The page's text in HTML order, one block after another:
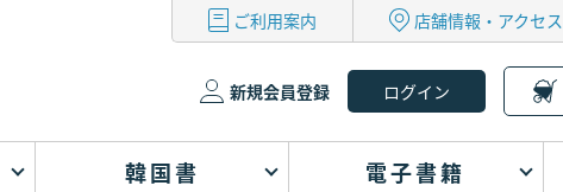
ご利用案内 店舗情報・アクセス
新規会員登録
韓国書 電子書籍